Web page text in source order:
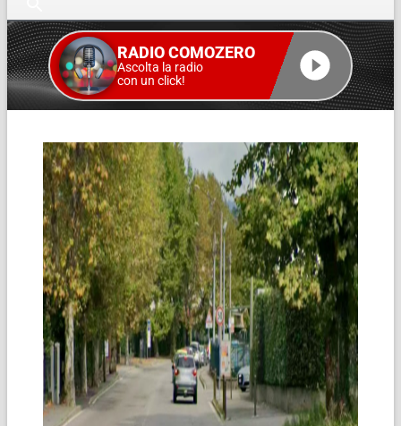
RADIO COMOZERO
Ascolta la radio
con un click!